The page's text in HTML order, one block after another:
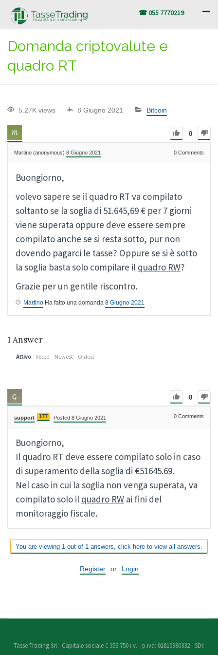
☎ 055 7770219
Domanda criptovalute e
quadro RT
5.27K views 8 Giugno 2021 Bitcoin
0
Martino (anonymous) 8 Giugno 2021 0 Comments
Buongiorno,
volevo sapere se il quadro RT va compilato
soltanto se la soglia di 51.645,69 € per 7 giorni
viene superata oppure deve essere sempre
compilato anche se si resta sotto, pur non
dovendo pagarci le tasse? Oppure se si è sotto
la soglia basta solo compilare il quadro RW?
Grazie per un gentile riscontro.
Martino Ha fatto una domanda 8 Giugno 2021
1 Answer
Attivo Voted Newest Oldest
0
support 177 Posted 8 Giugno 2021 0 Comments
Buongiorno,
Il quadro RT deve essere compilato solo in caso
di superamento della soglia di €51645.69.
Nel caso in cui la soglia non venga superata, va
compilato solo il quadro RW ai fini del
monitoraggio fiscale.
You are viewing 1 out of 1 answers, click here to view all answers.
Register or Login
Tasse Trading Srl - Capitale sociale € 353.750 i.v. - p.iva: 01810980332 - SDI: